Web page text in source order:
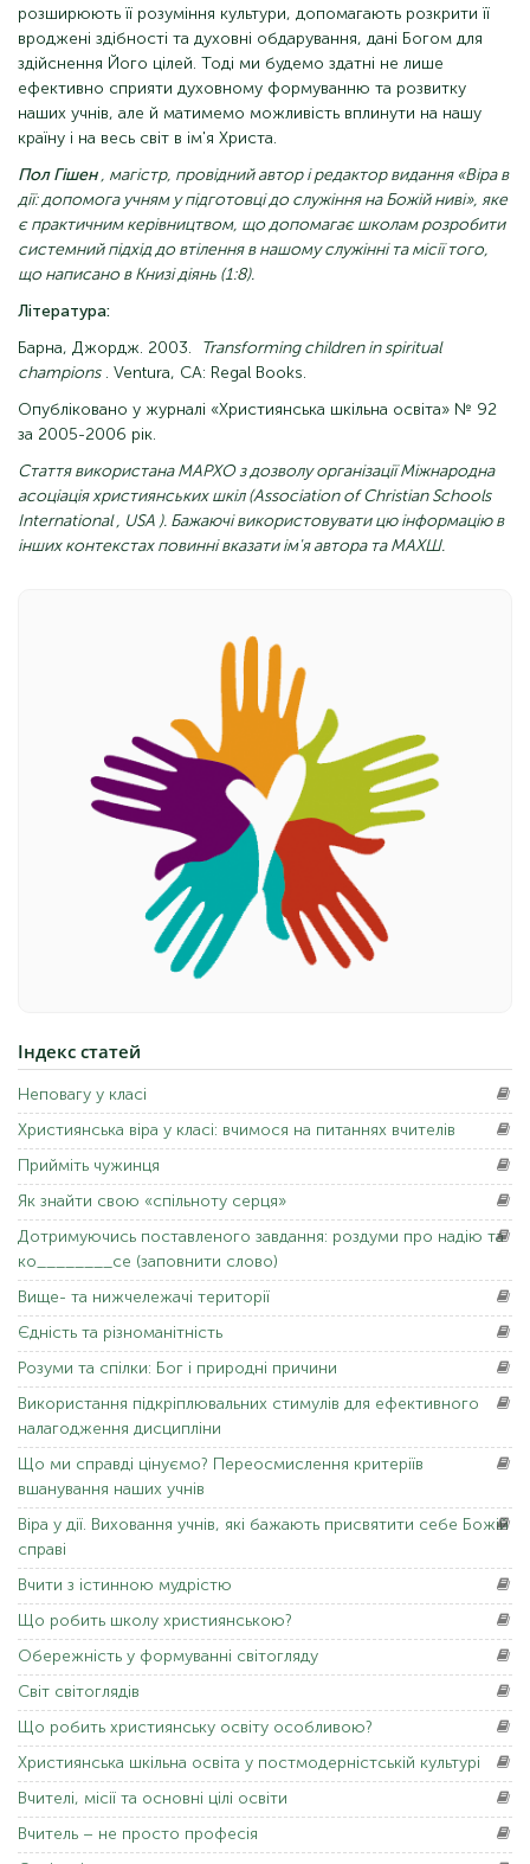
розширюють її розуміння культури, допомагають розкрити її
вроджені здібності та духовні обдарування, дані Богом для
здійснення Його цілей. Тоді ми будемо здатні не лише
ефективно сприяти духовному формуванню та розвитку
наших учнів, але й матимемо можливість вплинути на нашу
країну і на весь світ в ім'я Христа.
Пол Гішен, магістр, провідний автор і редактор видання «Віра в
дії: допомога учням у підготовці до служіння на Божій ниві», яке
є практичним керівництвом, що допомагає школам розробити
системний підхід до втілення в нашому служінні та місії того,
що написано в Книзі діянь (1:8).
Література:
Барна, Джордж. 2003.
Transforming children in spiritual
champions. Ventura, CA: Regal Books.
Опубліковано у журналі «Християнська шкільна освіта» № 92
за 2005-2006 рік.
Стаття використана МАРХО з дозволу організаціїМіжнародна
асоціаціяхристиянськихшкіл (Associationof Christian Schools
International, USA ). Бажаючі використовувати цю інформацію в
інших контекстах повинні вказати ім'я автора та МАХШ.
Індекс статей
Неповагу у класі
Християнська віра у класі: вчимося на питаннях вчителів
Прийміть чужинця
Як знайти свою «спільноту серця»
Дотримуючись поставленого завдання: роздуми про надію та
ко________се (заповнити слово)
Вище- та нижчележачі території
Єдність та різноманітність
Розуми та спілки: Бог і природні причини
Використання підкріплювальних стимулів для ефективного
налагодження дисципліни
Що ми справді цінуємо? Переосмислення критеріїв
вшанування наших учнів
Віра у дії. Виховання учнів, які бажають присвятити себе Божій
справі
Вчити з істинною мудрістю
Що робить школу християнською?
Обережність у формуванні світогляду
Світ світоглядів
Що робить християнську освіту особливою?
Християнська шкільна освіта у постмодерністській культурі
Вчителі, місії та основні цілі освіти
Вчитель – не просто професія